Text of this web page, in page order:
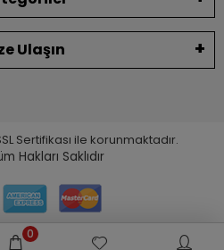
Ulaşın
Sertifikası ile korunmaktadır.
Hakları Saklıdır
0